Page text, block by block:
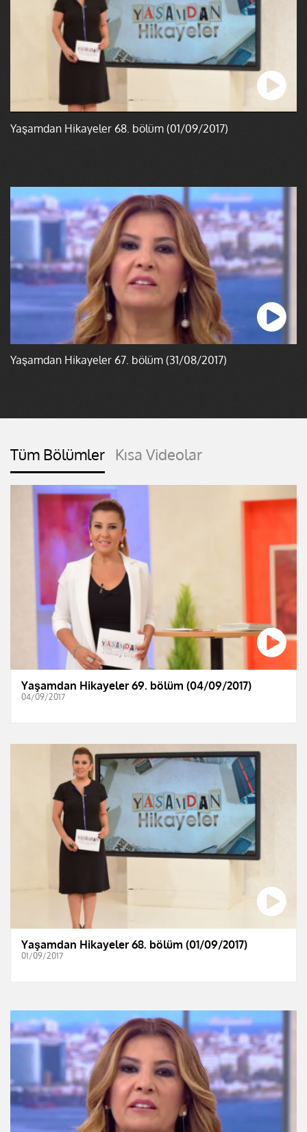
Yaşamdan Hikayeler 68. bölüm (01/09/2017)
Yaşamdan Hikayeler 67. bölüm (31/08/2017)
Tüm Bölümler Kısa Videolar
Yaşamdan Hikayeler 69. bölüm (04/09/2017)
04/09/2017
Yaşamdan Hikayeler 68. bölüm (01/09/2017)
01/09/2017